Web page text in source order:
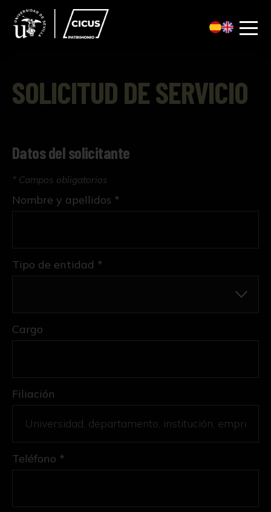
SOLICITUD DE SERVICIO
Datos del solicitante
* Campos obligatorios
Tipo de entidad *
Nombre y apellidos *
Cargo
Filiación
Teléfono *